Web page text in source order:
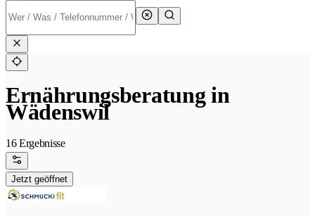
Ernährungsberatung in
Wädenswil
16 Ergebnisse
Jetzt geöffnet